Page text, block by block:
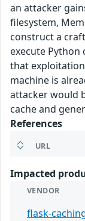
an attacker
filesystem,
construct a
execute Python
that
machine is
attacker would
cache and
References
URL
Impacted
VENDOR
flask-